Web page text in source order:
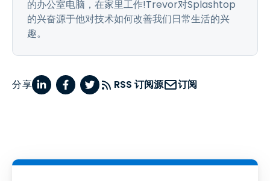
的办公室电脑，在家里工作!Trevor对Splashtop
的兴奋源于他对技术如何改善我们日常生活的兴
趣。
分享 RSS 订阅源 订阅